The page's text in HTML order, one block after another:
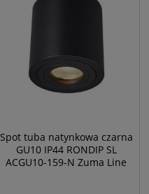
Spot tuba natynkowa czarna
GU10 IP44 RONDIP SL
ACGU10-159-N Zuma Line